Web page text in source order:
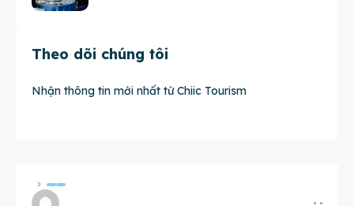
Theo dõi chúng tôi
Nhận thông tin mới nhất từ Chiic Tourism